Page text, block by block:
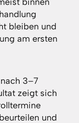
bleiben und
am ersten
3–7
zeigt sich
und